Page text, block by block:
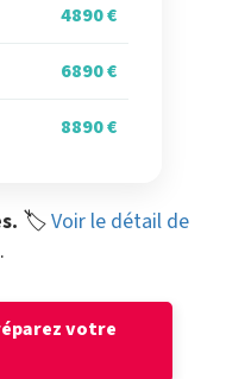
4890 €
6890 €
8890 €
🏷️Voir le détail de
.
votre